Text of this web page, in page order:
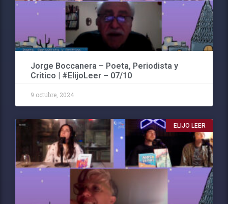
Jorge Boccanera – Poeta, Periodista y
Critico | #ElijoLeer – 07/10
9 octubre, 2024
ELIJO LEER